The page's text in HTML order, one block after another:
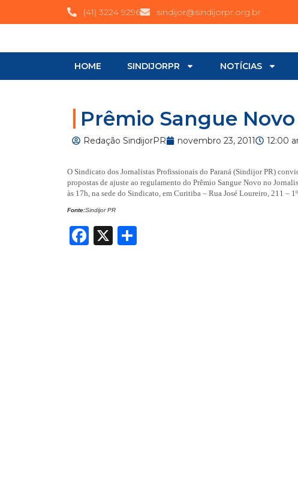
(41) 3224 9296 sindijor@sindijorpr.org.br
HOME SINDIJORPR NOTÍCIAS
Prêmio Sangue Novo
Redação SindijorPR novembro 23, 2011 12:00
O Sindicato dos Jornalistas Profissionais do Paraná (Sindijor PR)
propostas de ajuste ao regulamento do Prêmio Sangue Novo no
às 17h, na sede do Sindicato, em Curitiba – Rua José Loureiro, 211 –
Fonte:Sindijor PR
Facebook
X